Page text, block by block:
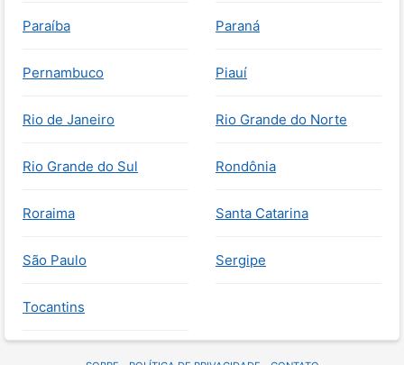
Paraíba Paraná
Pernambuco Piauí
Rio de Janeiro Rio Grande do Norte
Rio Grande do Sul Rondônia
Roraima Santa Catarina
São Paulo Sergipe
Tocantins